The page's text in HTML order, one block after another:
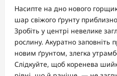
Насипте на дно нового
шар свіжого ґрунту
Зробіть у центрі невелике
рослину. Акуратно заповніть
новим ґрунтом, злегка
Слідкуйте, щоб коренева